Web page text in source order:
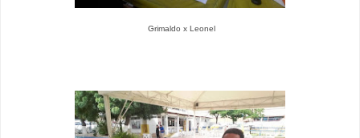
Grimaldo x Leonel